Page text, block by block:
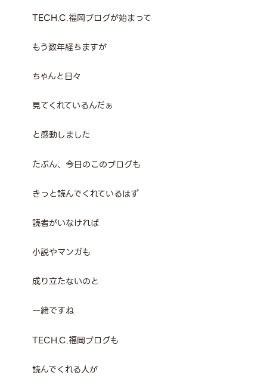
TECH.C.福岡ブログが始まって
もう数年経ちますが
ちゃんと日々
見てくれているんだぁ
と感動しました
たぶん、今日のこのブログも
きっと読んでくれているはず
読者がいなければ
小説やマンガも
成り立たないのと
一緒ですね
TECH.C.福岡ブログも
読んでくれる人が